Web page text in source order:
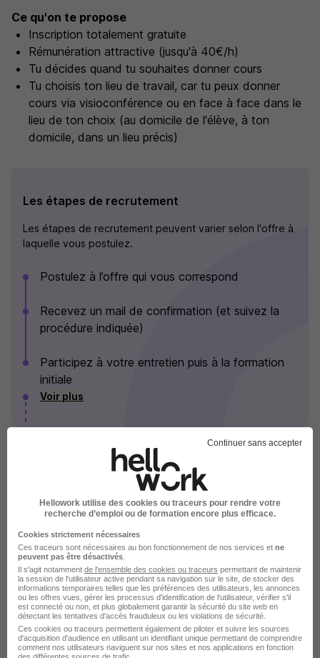
Ce qu'on te propose
Inscription totalement gratuite
Rémunération attractive (jusqu'à 40€/h)
Tu décides quand tu souhaites donner cours
Tu choisis ton lieu de travail, car tu peux donner
cours via visioconférence ou en face à face dans le
lieu de ton choix (au domicile de l'élève, à ton
domicile, dans un lieu précis)
Les étapes de recrutement
Les étapes de recrutement peuvent varier selon l'offre à
laquelle vous postulez.
Postulez à l’offre qui vous correspond
Recevez un mail de confirmation (et suivez la
procédure indiquée)
Participez à votre entretien puis à la formation
initiale
Voir plus
Les Sherpas en images
Continuer sans accepter
Hellowork utilise des cookies ou traceurs pour rendre votre
recherche d’emploi ou de formation encore plus efficace.
Cookies strictement nécessaires
Ces traceurs sont nécessaires au bon fonctionnement de nos services et ne
peuvent pas être désactivés
Il s'agit notamment de l'ensemble des cookies ou traceurs permettant de maintenir
la session de l'utilisateur active pendant sa navigation sur le site, de stocker des
informations temporaires telles que les préférences des utilisateurs, les annonces
ou les offres vues, gérer les processus d'identification de l'utilisateur, vérifier s'il
est connecté ou non, et plus globalement garantir la sécurité du site web en
détectant les tentatives d'accès frauduleux ou les violations de sécurité.
Ces cookies ou traceurs permettent également de piloter et suivre les sources
d'acquisition d'audience en utilisant un identifiant unique permettant de comprendre
comment nos utilisateurs naviguent sur nos sites et nos applications en fonction